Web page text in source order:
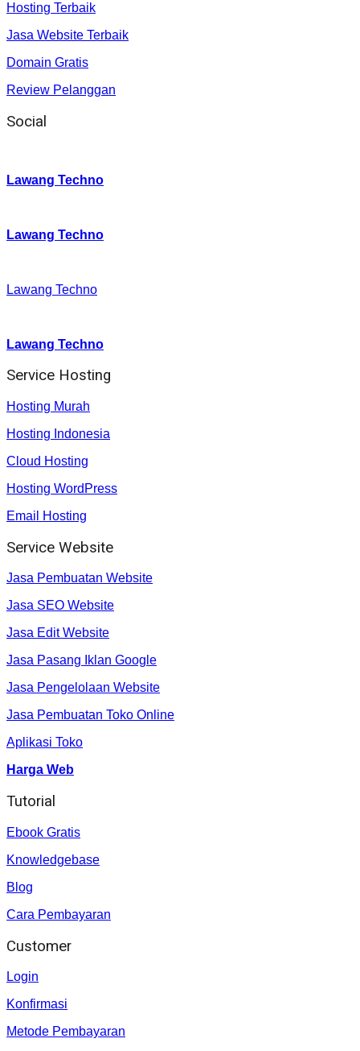
Hosting Terbaik
Jasa Website Terbaik
Domain Gratis
Review Pelanggan
Social
Lawang Techno
Lawang Techno
Lawang Techno
Lawang Techno
Service Hosting
Hosting Murah
Hosting Indonesia
Cloud Hosting
Hosting WordPress
Email Hosting
Service Website
Jasa Pembuatan Website
Jasa SEO Website
Jasa Edit Website
Jasa Pasang Iklan Google
Jasa Pengelolaan Website
Jasa Pembuatan Toko Online
Aplikasi Toko
Harga Web
Tutorial
Ebook Gratis
Knowledgebase
Blog
Cara Pembayaran
Customer
Login
Konfirmasi
Metode Pembayaran